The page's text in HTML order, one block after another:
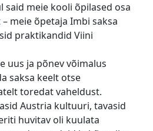
said meie kooli õpilased osa
meie õpetaja Imbi saksa
praktikandid Viini
uus ja põnev võimalus
saksa keelt otse
toredat vaheldust.
Austria kultuuri, tavasid
huvitav oli kuulata